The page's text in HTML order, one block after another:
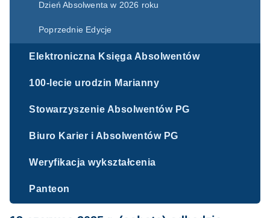
Dzień Absolwenta w 2026 roku
Poprzednie Edycje
Elektroniczna Księga Absolwentów
100-lecie urodzin Marianny
Stowarzyszenie Absolwentów PG
Biuro Karier i Absolwentów PG
Weryfikacja wykształcenia
Panteon